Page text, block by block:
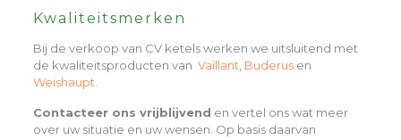
Kwaliteitsmerken
Bij de verkoop van CV ketels werken we uitsluitend met
de kwaliteitsproducten van Vaillant Buderusen
Weishaupt
Contacteer ons vrijblijvend en vertel ons wat meer
over uw situatie en uw wensen. Op basis daarvan